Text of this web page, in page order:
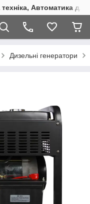
Автоматика
Дизельні генератори